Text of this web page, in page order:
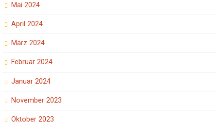
Mai 2024
April 2024
März 2024
Februar 2024
Januar 2024
November 2023
Oktober 2023